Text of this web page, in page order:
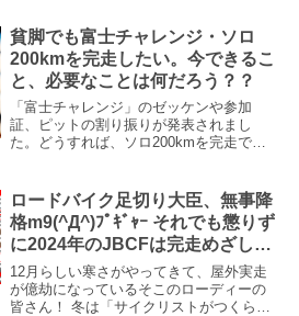
した！ ヤビツ峠の見所やグルメスポット
などと併せてご紹介します。
貧脚でも富士チャレンジ・ソロ
200kmを完走したい。今できるこ
と、必要なことは何だろう？？
「富士チャレンジ」のゼッケンや参加
証、ピットの割り振りが発表されまし
た。どうすれば、ソロ200kmを完走でき
条件まず、完走の条件ですが、これがな
かなか厳しい！平...
ロードバイク足切り大臣、無事降
格m9(^Д^)ﾌﾟｷﾞｬｰ それでも懲りず
に2024年のJBCFは完走めざして
頑張ります（マスターズで）
12月らしい寒さがやってきて、屋外実走
が億劫になっているそこのローディーの
皆さん！ 冬は「サイクリストがつくられ